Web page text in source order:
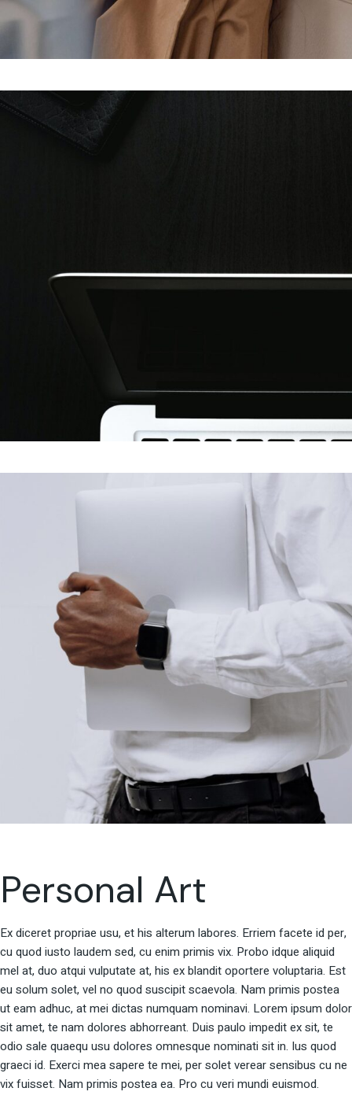
Personal Art
Ex diceret propriae usu, et his alterum labores. Erriem facete id per,
cu quod iusto laudem sed, cu enim primis vix. Probo idque aliquid
mel at, duo atqui vulputate at, his ex blandit oportere voluptaria. Est
eu solum solet, vel no quod suscipit scaevola. Nam primis postea
ut eam adhuc, at mei dictas numquam nominavi. Lorem ipsum dolor
sit amet, te nam dolores abhorreant. Duis paulo impedit ex sit, te
odio sale quaequ usu dolores omnesque nominati sit in. Ius quod
graeci id. Exerci mea sapere te mei, per solet verear sensibus cu ne
vix fuisset. Nam primis postea ea. Pro cu veri mundi euismod.